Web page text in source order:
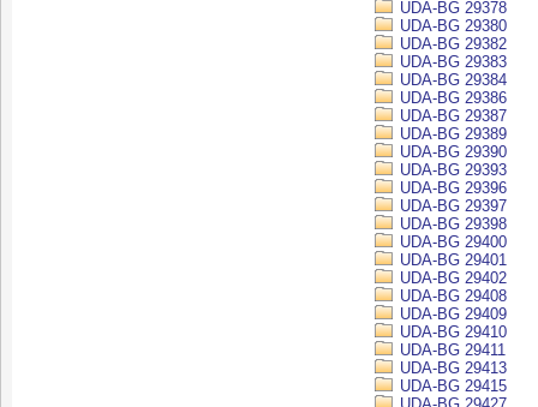
UDA-BG 29378
UDA-BG 29380
UDA-BG 29382
UDA-BG 29383
UDA-BG 29384
UDA-BG 29386
UDA-BG 29387
UDA-BG 29389
UDA-BG 29390
UDA-BG 29393
UDA-BG 29396
UDA-BG 29397
UDA-BG 29398
UDA-BG 29400
UDA-BG 29401
UDA-BG 29402
UDA-BG 29408
UDA-BG 29409
UDA-BG 29410
UDA-BG 29411
UDA-BG 29413
UDA-BG 29415